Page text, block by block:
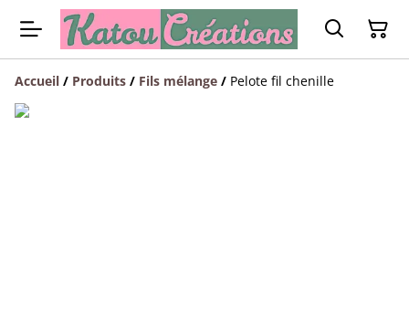
Accueil / Produits / Fils mélange / Pelote fil chenille